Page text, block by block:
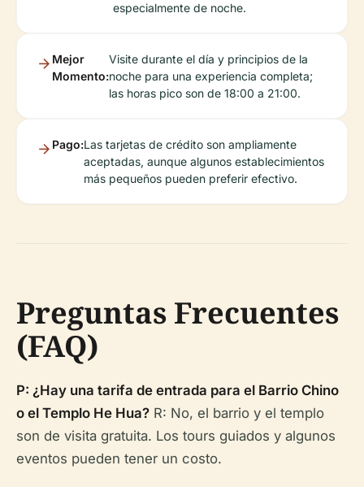
especialmente de noche.
Mejor
Momento:
Visite durante el día y principios de la
noche para una experiencia completa;
las horas pico son de 18:00 a 21:00.
Pago:Las tarjetas de crédito son ampliamente
aceptadas, aunque algunos establecimientos
más pequeños pueden preferir efectivo.
Preguntas Frecuentes
(FAQ)
P: ¿Hay una tarifa de entrada para el Barrio Chino
o el Templo He Hua? R: No, el barrio y el templo
son de visita gratuita. Los tours guiados y algunos
eventos pueden tener un costo.